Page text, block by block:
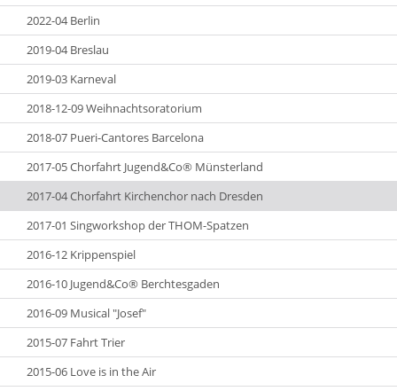
2022-04 Berlin
2019-04 Breslau
2019-03 Karneval
2018-12-09 Weihnachtsoratorium
2018-07 Pueri-Cantores Barcelona
2017-05 Chorfahrt Jugend&Co® Münsterland
2017-04 Chorfahrt Kirchenchor nach Dresden
2017-01 Singworkshop der THOM-Spatzen
2016-12 Krippenspiel
2016-10 Jugend&Co® Berchtesgaden
2016-09 Musical "Josef"
2015-07 Fahrt Trier
2015-06 Love is in the Air